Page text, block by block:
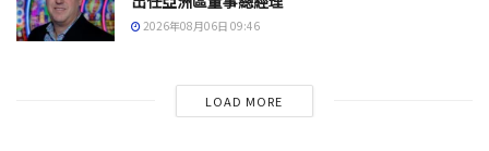
2026年08月06日 09:46
LOAD MORE